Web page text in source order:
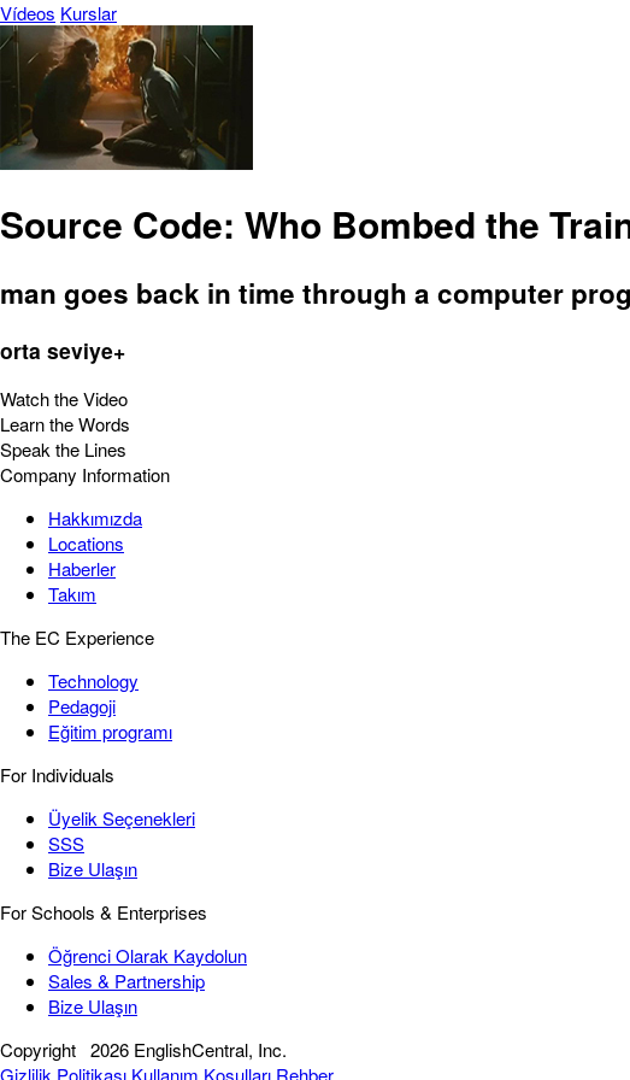
Vídeos Kurslar
Source Code: Who Bombed the
man goes back in time through a computer
orta seviye+
Watch the Video
Learn the Words
Speak the Lines
Company Information
Hakkımızda
Locations
Haberler
Takım
The EC Experience
Technology
Pedagoji
Eğitim programı
For Individuals
Üyelik Seçenekleri
SSS
Bize Ulaşın
For Schools & Enterprises
Öğrenci Olarak Kaydolun
Sales & Partnership
Bize Ulaşın
Copyright 2026 EnglishCentral, Inc.